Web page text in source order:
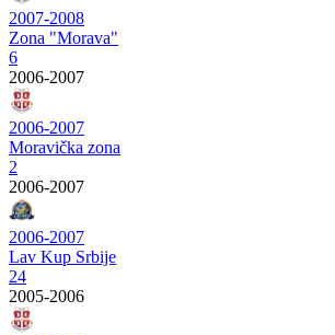
2007-2008
Zona "Morava"
6
2006-2007
2006-2007
Moravička zona
2
2006-2007
2006-2007
Lav Kup Srbije
24
2005-2006